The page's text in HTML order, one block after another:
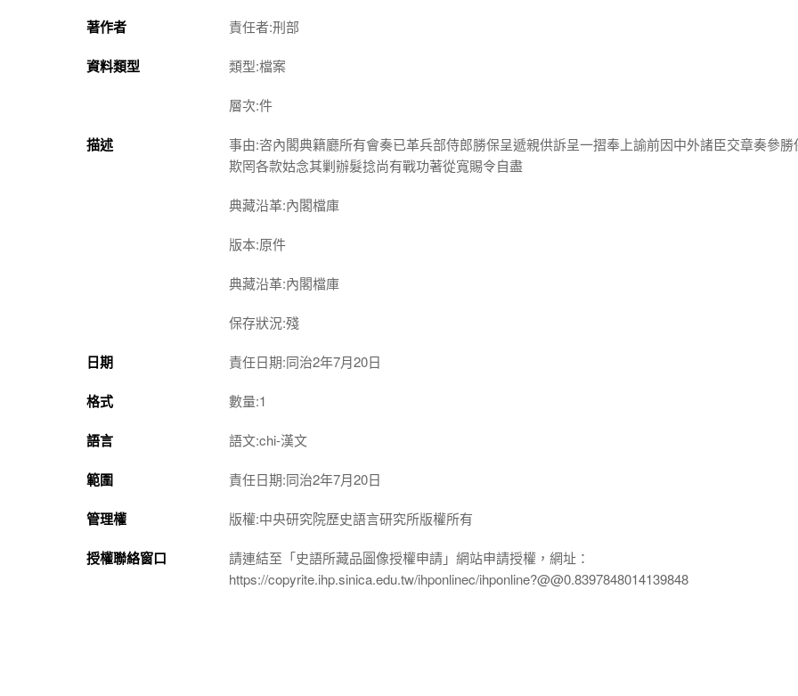
著作者 責任者:刑部
資料類型 類型:檔案
層次:件
描述
事由:咨內閣典籍廳所有會奏已革兵部侍郎勝保呈遞親供訴呈一摺奉上諭前因中外諸臣交章奏參勝
欺罔各款姑念其剿辦髮捻尚有戰功著從寬賜令自盡
典藏沿革:內閣檔庫
版本:原件
典藏沿革:內閣檔庫
保存狀況:殘
日期 責任日期:同治2年7月20日
格式 數量:1
語言 語文:chi-漢文
範圍 責任日期:同治2年7月20日
管理權 版權:中央研究院歷史語言研究所版權所有
授權聯絡窗口
請連結至「史語所藏品圖像授權申請」網站申請授權，網址：
https://copyrite.ihp.sinica.edu.tw/ihponlinec/ihponline?@@0.8397848014139848